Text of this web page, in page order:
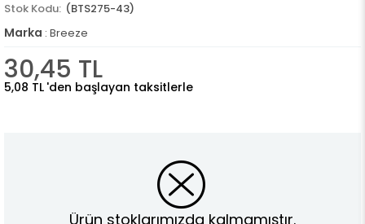
(BTS275-43)
Marka : Breeze
30,45 TL
5,08 TL 'den başlayan taksitlerle
Ürün stoklarımızda kalmamıştır.